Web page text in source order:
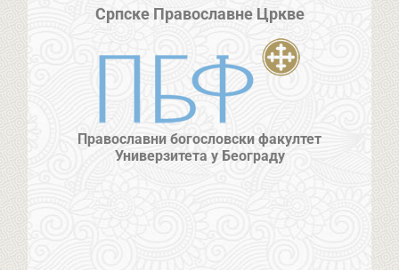
Српске Православне Цркве
Православни богословски факултет
Универзитета у Београду